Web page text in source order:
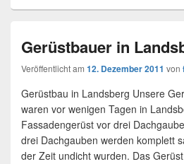
Gerüstbauer in
Veröffentlicht am 12. Dezember 2011 von
Gerüstbau in Landsberg Unsere
waren vor wenigen Tagen in
Fassadengerüst vor drei
drei Dachgauben werden komplett
der Zeit undicht wurden. Das